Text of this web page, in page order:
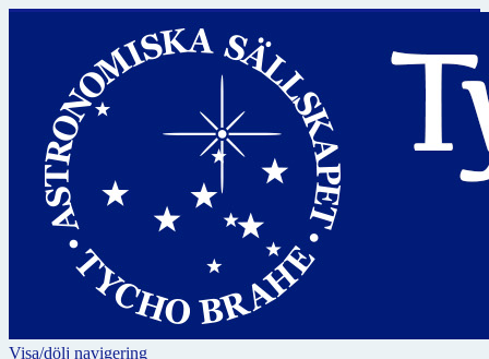
Visa/dölj navigering